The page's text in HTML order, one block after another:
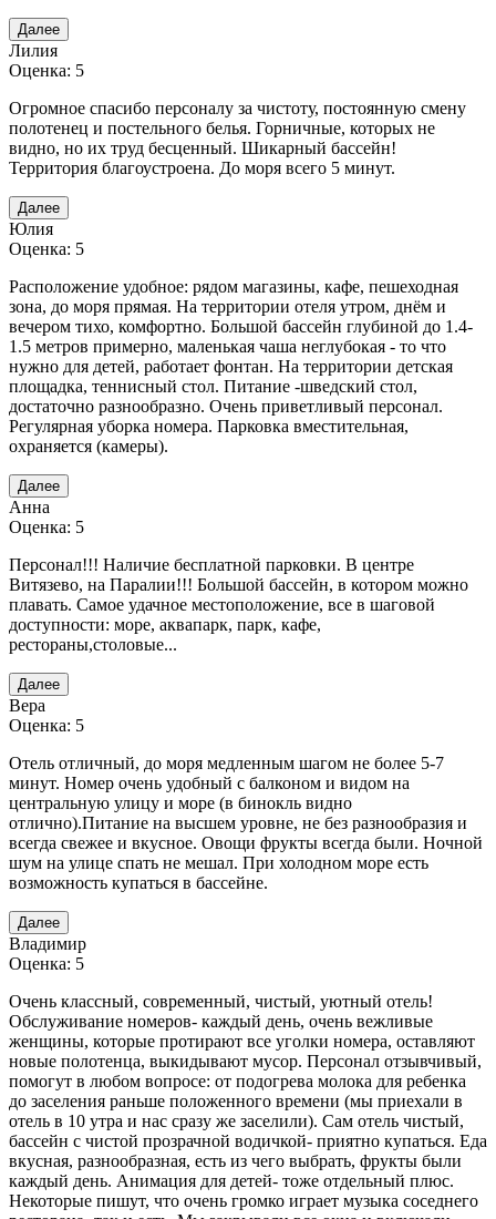
Далее
Лилия
Оценка: 5
Огромное спасибо персоналу за чистоту, постоянную смену
полотенец и постельного белья. Горничные, которых не
видно, но их труд бесценный. Шикарный бассейн!
Территория благоустроена. До моря всего 5 минут.
Далее
Юлия
Оценка: 5
Расположение удобное: рядом магазины, кафе, пешеходная
зона, до моря прямая. На территории отеля утром, днём и
вечером тихо, комфортно. Большой бассейн глубиной до 1.4-
1.5 метров примерно, маленькая чаша неглубокая - то что
нужно для детей, работает фонтан. На территории детская
площадка, теннисный стол. Питание -шведский стол,
достаточно разнообразно. Очень приветливый персонал.
Регулярная уборка номера. Парковка вместительная,
охраняется (камеры).
Далее
Анна
Оценка: 5
Персонал!!! Наличие бесплатной парковки. В центре
Витязево, на Паралии!!! Большой бассейн, в котором можно
плавать. Самое удачное местоположение, все в шаговой
доступности: море, аквапарк, парк, кафе,
рестораны,столовые...
Далее
Вера
Оценка: 5
Отель отличный, до моря медленным шагом не более 5-7
минут. Номер очень удобный с балконом и видом на
центральную улицу и море (в бинокль видно
отлично).Питание на высшем уровне, не без разнообразия и
всегда свежее и вкусное. Овощи фрукты всегда были. Ночной
шум на улице спать не мешал. При холодном море есть
возможность купаться в бассейне.
Далее
Владимир
Оценка: 5
Очень классный, современный, чистый, уютный отель!
Обслуживание номеров- каждый день, очень вежливые
женщины, которые протирают все уголки номера, оставляют
новые полотенца, выкидывают мусор. Персонал отзывчивый,
помогут в любом вопросе: от подогрева молока для ребенка
до заселения раньше положенного времени (мы приехали в
отель в 10 утра и нас сразу же заселили). Сам отель чистый,
бассейн с чистой прозрачной водичкой- приятно купаться. Еда
вкусная, разнообразная, есть из чего выбрать, фрукты были
каждый день. Анимация для детей- тоже отдельный плюс.
Некоторые пишут, что очень громко играет музыка соседнего